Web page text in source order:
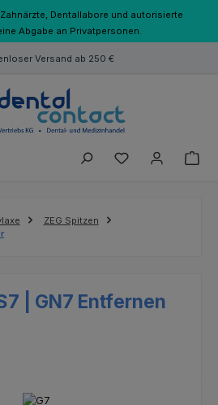
Dentallabore und autorisierte
Abgabe an Privatpersonen.
Versand ab 250 €
Du hast 0
ZEG Spitzen
| GN7 Entfernen